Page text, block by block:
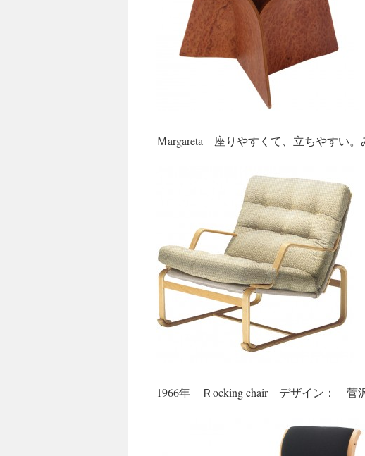
Ｍargareta 座りやすくて、立ちやすい。
1966年 Ｒocking chair デザイン： 菅